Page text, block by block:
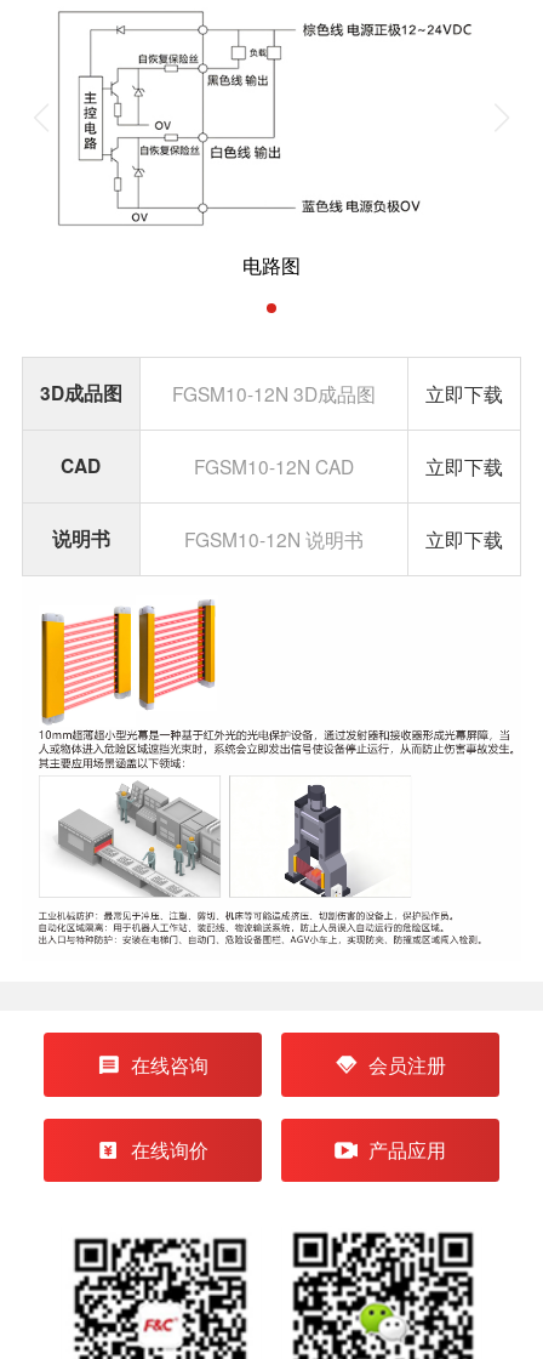
电路图
3D成品图 FGSM10-12N 3D成品图 立即下载
CAD FGSM10-12N CAD 立即下载
说明书 FGSM10-12N 说明书 立即下载
在线咨询 会员注册
在线询价 产品应用